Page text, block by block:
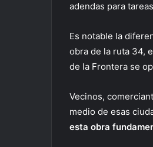
adendas para
Es notable la
obra de la ruta 34,
de la Frontera se
Vecinos,
medio de esas
esta obra